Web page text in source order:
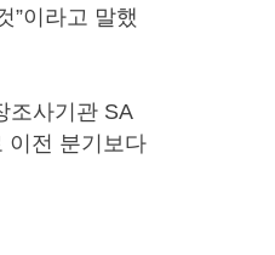
”이라고 말했
조사기관 SA
이전 분기보다